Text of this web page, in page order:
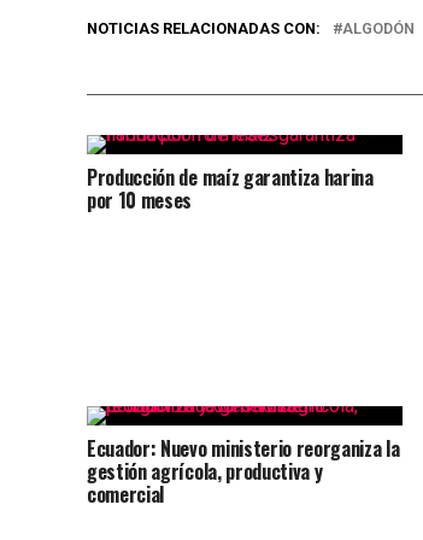
NOTICIAS RELACIONADAS CON: ALGODÓN
Producción de maíz garantiza harina
por 10 meses
Ecuador: Nuevo ministerio reorganiza la
gestión agrícola, productiva y
comercial